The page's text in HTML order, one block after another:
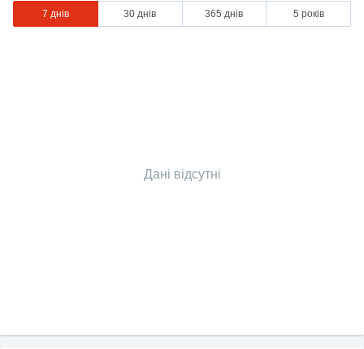
7 днів 30 днів 365 днів 5 років
Дані відсутні